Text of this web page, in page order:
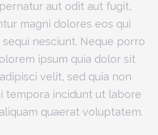
aut odit aut fugit,
magni dolores eos qui
nesciunt. Neque porro
ipsum quia dolor sit
velit, sed quia non
tempora incidunt ut labore
quaerat voluptatem.